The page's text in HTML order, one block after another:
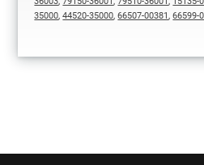
35000,44520-35000,66507-00381,66599-